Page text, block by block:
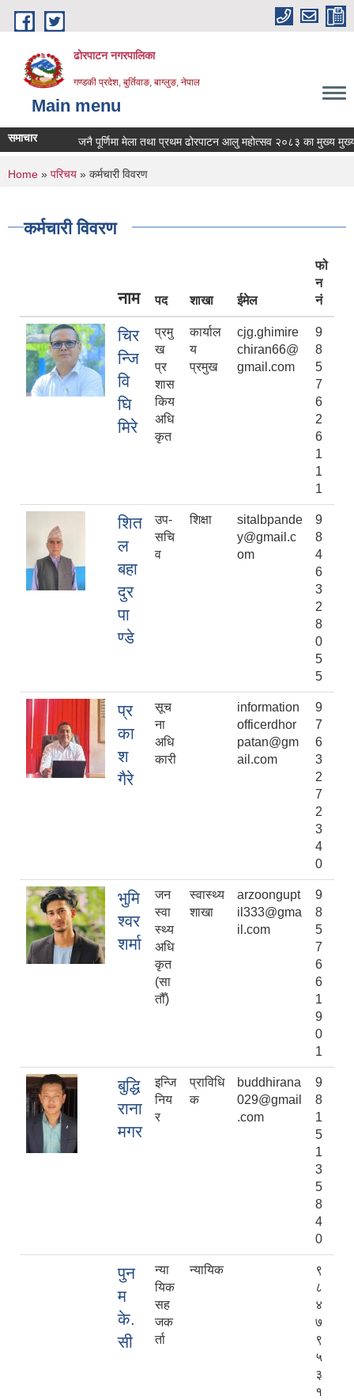
Skip to main content
ढोरपाटन नगरपालिका
गण्डकी प्रदेश, बुर्तिवाङ, बाग्लुङ, नेपाल
Main menu
समाचार जनै पूर्णिमा मेला तथा प्रथम ढोरपाटन आलु महोत्सव २०८३ का मुख्य मुख्य
You are here
Home » परिचय » कर्मचारी विवरण
कर्मचारी विवरण
नाम पद शाखा ईमेल
फो
न
नं
चिर
न्जि
वि
घि
मिरे
प्रमु
ख
प्र
शास
किय
अधि
कृत
कार्याल
य
प्रमुख
cjg.ghimire
chiran66@
gmail.com
9
8
5
7
6
2
6
1
1
1
शित
ल
बहा
दुर
पा
ण्डे
उप-
सचि
व
शिक्षा
sitalbpande
y@gmail.c
om
9
8
4
6
3
2
8
0
5
5
प्र
का
श
गैरे
सूच
ना
अधि
कारी
information
officerdhor
patan@gm
ail.com
9
7
6
3
2
7
2
3
4
0
भुमि
श्वर
शर्मा
जन
स्वा
स्थ्य
अधि
कृत
(सा
तौँ)
स्वास्थ्य
शाखा
arzoongupt
il333@gma
il.com
9
8
5
7
6
6
1
9
0
1
बुद्धि
राना
मगर
इन्जि
निय
र
प्राविधि
क
buddhirana
029@gmail
.com
9
8
1
5
1
3
5
8
4
0
पुन
म
के.
सी
न्या
यिक
सह
जक
र्ता
न्यायिक
९
८
४
७
९
५
३
१